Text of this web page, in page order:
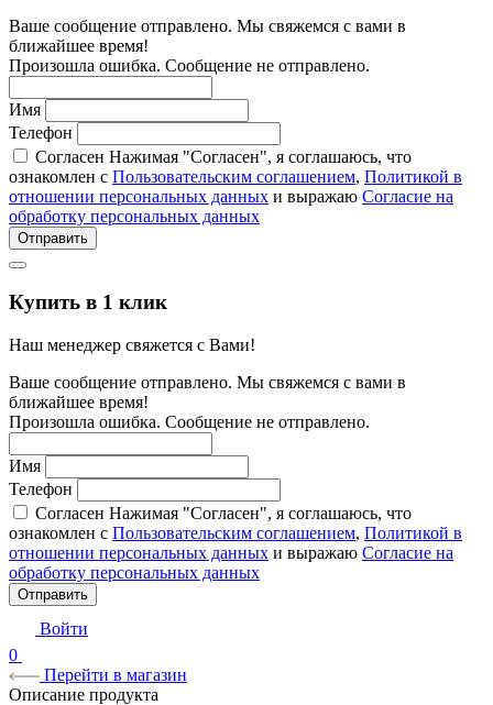
Ваше сообщение отправлено. Мы свяжемся с вами в
ближайшее время!
Произошла ошибка. Сообщение не отправлено.
Имя
Телефон
Согласен Нажимая "Согласен", я соглашаюсь, что
ознакомлен с Пользовательским соглашением, Политикой в
отношении персональных данных и выражаю Согласие на
обработку персональных данных
Отправить
Купить в 1 клик
Наш менеджер свяжется с Вами!
Ваше сообщение отправлено. Мы свяжемся с вами в
ближайшее время!
Произошла ошибка. Сообщение не отправлено.
Имя
Телефон
Согласен Нажимая "Согласен", я соглашаюсь, что
ознакомлен с Пользовательским соглашением, Политикой в
отношении персональных данных и выражаю Согласие на
обработку персональных данных
Отправить
Войти
0
Перейти в магазин
Описание продукта